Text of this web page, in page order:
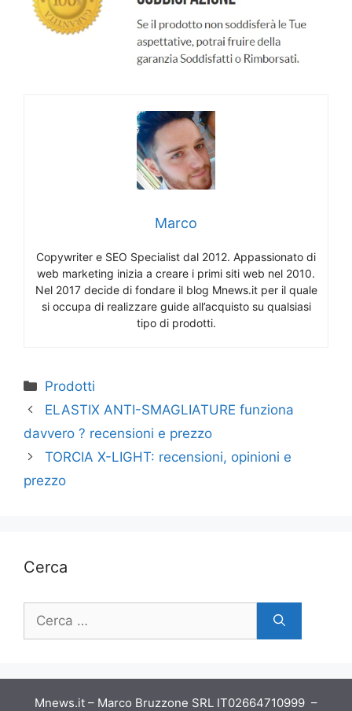
Marco
Copywriter e SEO Specialist dal 2012. Appassionato di
web marketing inizia a creare i primi siti web nel 2010.
Nel 2017 decide di fondare il blog Mnews.it per il quale
si occupa di realizzare guide all’acquisto su qualsiasi
tipo di prodotti.
Categorie
Prodotti
ELASTIX ANTI-SMAGLIATURE funziona
davvero ? recensioni e prezzo
TORCIA X-LIGHT: recensioni, opinioni e
prezzo
Cerca
Ricerca
Mnews.it – Marco Bruzzone SRL IT02664710999 –